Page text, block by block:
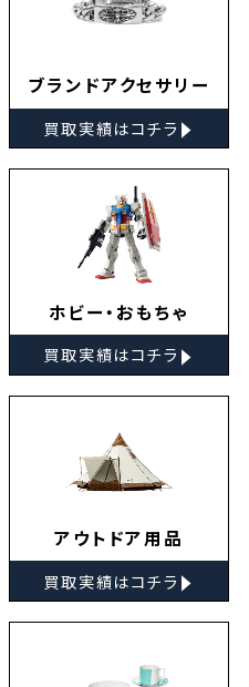
ブランドアクセサリー
買取実績はコチラ ▸
ホビー・おもちゃ
買取実績はコチラ ▸
アウトドア用品
買取実績はコチラ ▸